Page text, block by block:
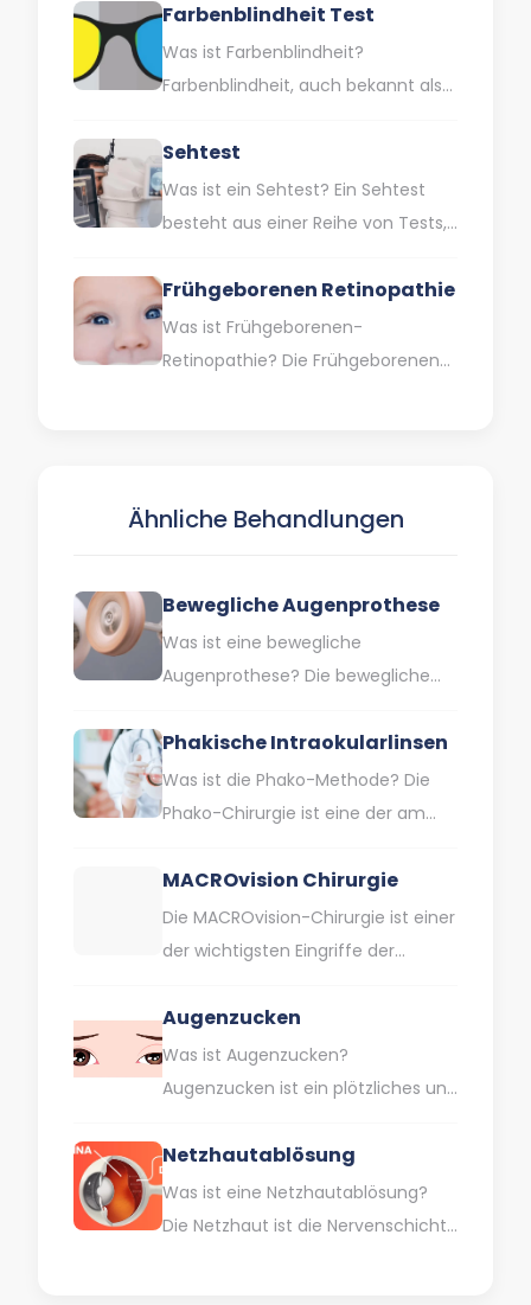
dass das Auge das Licht nicht
richtig bündelt. Dies…
Farbenblindheit Test
Was ist Farbenblindheit?
Farbenblindheit, auch bekannt als
eine Sehbehinderung, die dadurch
gekennzeichnet ist, dass man
bestimmte Farben oder…
Sehtest
Was ist ein Sehtest? Ein Sehtest
besteht aus einer Reihe von Tests,
Sehvermögen untersucht…
Frühgeborenen Retinopathie
Was ist Frühgeborenen-
Retinopathie? Die Frühgeborenen-
Geburtsgewicht…
Ähnliche Behandlungen
Bewegliche Augenprothese
Was ist eine bewegliche
Augenprothese? Die bewegliche
ästhetische Lösung für Menschen
mit einem Augenverlust. Obwohl
diese Art…
Phakische Intraokularlinsen
Was ist die Phako-Methode? Die
Phako-Chirurgie ist eine der am
Behandlungsmethoden bei der
Kataraktbehandlung. Der
wichtigste Aspekt ist,…
MACROvision Chirurgie
Die MACROvision-Chirurgie ist einer
der wichtigsten Eingriffe der
Operation handelt es sich um eine
Technik, die…
Augenzucken
Was ist Augenzucken?
Augenzucken ist ein plötzliches und
der Muskeln mit sich
wiederholenden Bewegungen aus
verschiedenen Gründen. Dies…
Netzhautablösung
Was ist eine Netzhautablösung?
Die Netzhaut ist die Nervenschicht